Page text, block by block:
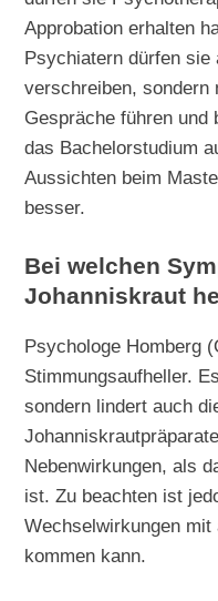
Approbation erhalten
Psychiatern dürfen sie
verschreiben, sondern
Gespräche führen
das Bachelorstudium
Aussichten beim
besser.
Bei welchen
Johanniskraut
Psychologe Homberg
Stimmungsaufheller.
sondern lindert auch
Nebenwirkungen, als
ist. Zu beachten ist
Wechselwirkungen mit
kommen kann.